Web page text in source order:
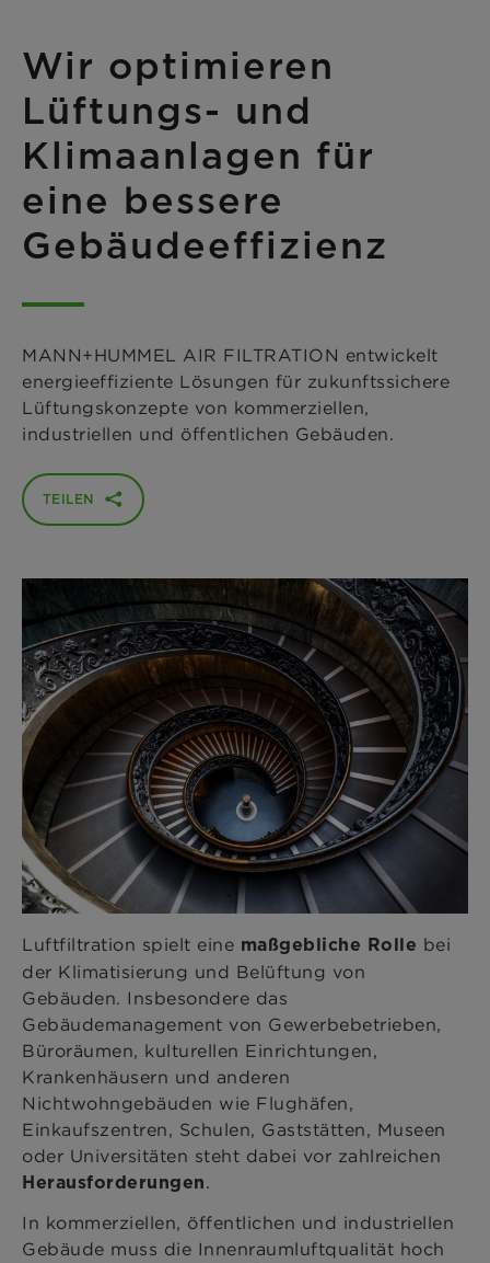
Wir optimieren
Lüftungs- und
Klimaanlagen für
eine bessere
Gebäudeeffizienz
MANN+HUMMEL AIR FILTRATION entwickelt
energieeffiziente Lösungen für zukunftssichere
Lüftungskonzepte von kommerziellen,
industriellen und öffentlichen Gebäuden.
TEILEN
Luftfiltration spielt eine maßgebliche Rolle bei
der Klimatisierung und Belüftung von
Gebäuden. Insbesondere das
Gebäudemanagement von Gewerbebetrieben,
Büroräumen, kulturellen Einrichtungen,
Krankenhäusern und anderen
Nichtwohngebäuden wie Flughäfen,
Einkaufszentren, Schulen, Gaststätten, Museen
oder Universitäten steht dabei vor zahlreichen
Herausforderungen.
In kommerziellen, öffentlichen und industriellen
Gebäude muss die Innenraumluftqualität hoch